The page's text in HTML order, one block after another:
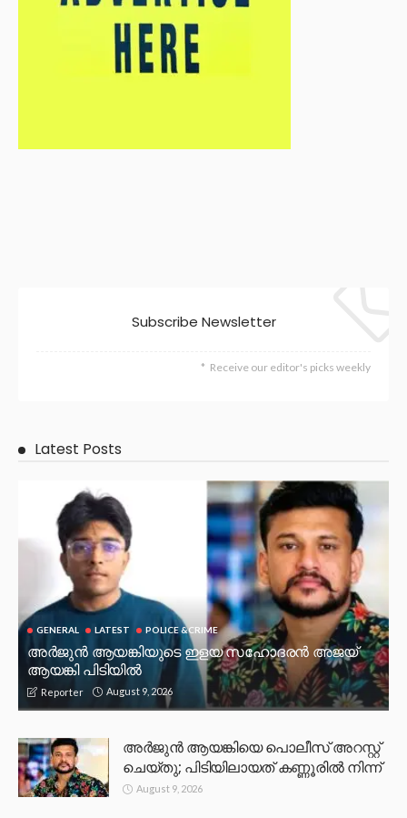
Subscribe Newsletter
Receive our editor's picks weekly
Latest Posts
GENERAL LATEST POLICE &CRIME
അർജുൻ ആയങ്കിയുടെ ഇളയ സഹോദരൻ അജയ്
ആയങ്കി പിടിയിൽ
Reporter August 9, 2026
അർജുൻ ആയങ്കിയെ പൊലീസ് അറസ്റ്റ്
ചെയ്‌തു; പിടിയിലായത് കണ്ണൂരിൽ നിന്ന്
August 9, 2026